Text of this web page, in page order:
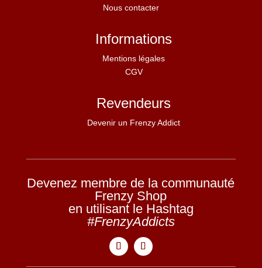
Nous contacter
Informations
Mentions légales
CGV
Revendeurs
Devenir un Frenzy Addict
Devenez membre de la communauté
Frenzy Shop
en utilisant le Hashtag
#FrenzyAddicts